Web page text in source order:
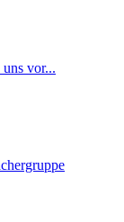
vor...